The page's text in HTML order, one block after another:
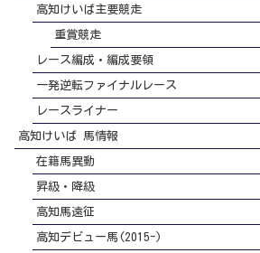
高知けいば主要競走
重賞競走
レース編成・編成要領
一発逆転ファイナルレース
レースライナー
高知けいば 馬情報
在籍馬異動
昇級・降級
高知馬遠征
高知デビュー馬(2015-)